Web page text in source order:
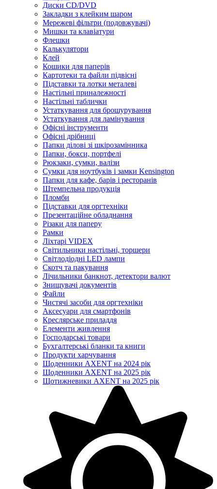
Диски CD/DVD
Закладки з клейким шаром
Мережеві фільтри (подовжувачі)
Мишки та клавіатури
Флешки
Калькулятори
Клей
Кошики для паперів
Картотеки та файли підвісні
Підставки та лотки металеві
Настільні приналежності
Настільні таблички
Устаткування для брошурування
Устаткування для ламінування
Офісні інструменти
Офісні дрібниці
Папки ділові зі шкірозамінника
Папки, бокси, портфелі
Рюкзаки, сумки, валізи
Сумки для ноутбуків і замки Kensington
Папки для кафе, барів і ресторанів
Штемпельна продукція
Пломби
Підставки для оргтехніки
Презентаційне обладнання
Різаки для паперу
Рамки
Ліхтарі VIDEX
Світильники настільні, торшери
Світлодіодні LED лампи
Скотч та пакування
Лічильники банкнот, детектори валют
Знищувачі документів
Файли
Чистячі засоби для оргтехніки
Аксесуари для смартфонів
Креслярське приладдя
Елементи живлення
Господарські товари
Бухгалтерські бланки та книги
Продукти харчування
Щоденники AXENT на 2024 рік
Щоденники AXENT на 2025 рік
Щотижневики AXENT на 2025 рік